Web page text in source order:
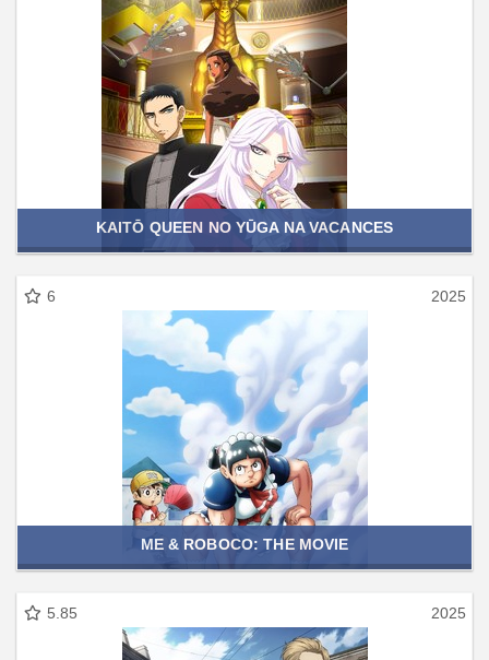
KAITŌ QUEEN NO YŪGA NA VACANCES
6 2025
ME & ROBOCO: THE MOVIE
5.85 2025